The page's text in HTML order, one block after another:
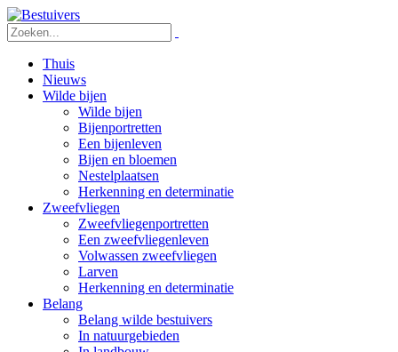
Thuis
Nieuws
Wilde bijen
Wilde bijen
Bijenportretten
Een bijenleven
Bijen en bloemen
Nestelplaatsen
Herkenning en determinatie
Zweefvliegen
Zweefvliegenportretten
Een zweefvliegenleven
Volwassen zweefvliegen
Larven
Herkenning en determinatie
Belang
Belang wilde bestuivers
In natuurgebieden